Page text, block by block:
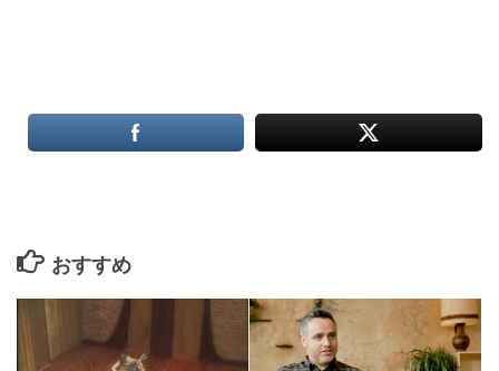
おすすめ